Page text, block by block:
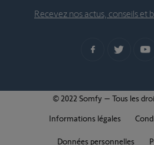
Recevez nos actus, conseils et
© 2022 Somfy – Tous les
Informations légales
Données personnelles